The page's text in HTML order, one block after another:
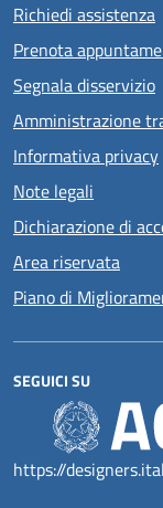
Richiedi assistenza
Prenota
Segnala disservizio
Amministrazione
Informativa privacy
Note legali
Dichiarazione di
Area riservata
Piano di
SEGUICI SU
https://